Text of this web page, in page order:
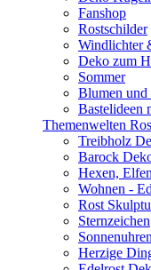
Fanshop
Rostschilder
Windlichter
Deko zum
Sommer
Blumen und
Bastelideen
Themenwelten
Treibholz
Barock
Hexen,
Wohnen -
Rost
Sternzeichen
Sonnenuhren
Herzige